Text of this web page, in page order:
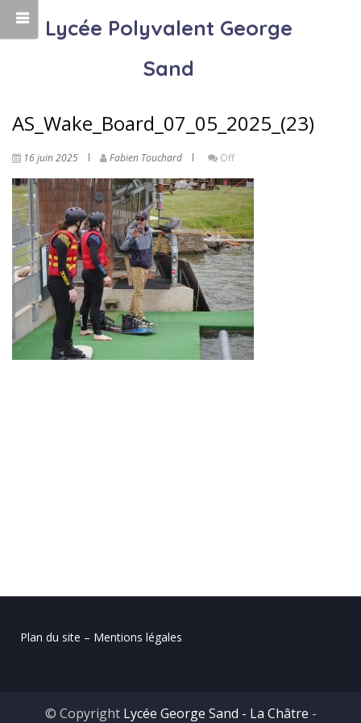
Lycée Polyvalent George
Sand
AS_Wake_Board_07_05_2025_(23)
16 juin 2025 Fabien Touchard Off
Plan du site – Mentions légales
© Copyright Lycée George Sand - La Châtre -